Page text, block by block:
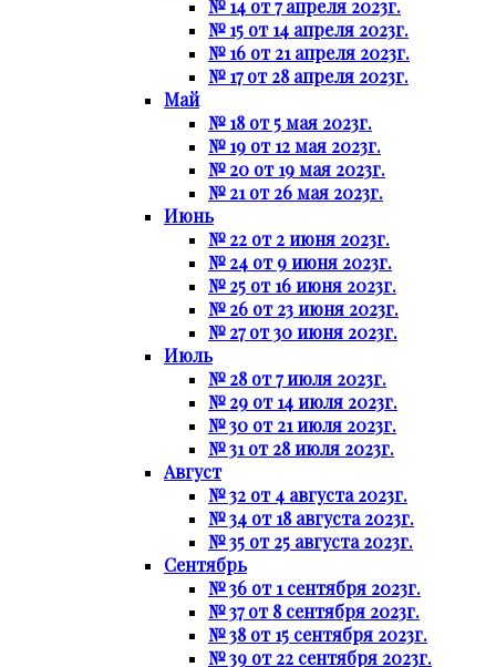
№ 14 от 7 апреля 2023г.
№ 15 от 14 апреля 2023г.
№ 16 от 21 апреля 2023г.
№ 17 от 28 апреля 2023г.
Май
№ 18 от 5 мая 2023г.
№ 19 от 12 мая 2023г.
№ 20 от 19 мая 2023г.
№ 21 от 26 мая 2023г.
Июнь
№ 22 от 2 июня 2023г.
№ 24 от 9 июня 2023г.
№ 25 от 16 июня 2023г.
№ 26 от 23 июня 2023г.
№ 27 от 30 июня 2023г.
Июль
№ 28 от 7 июля 2023г.
№ 29 от 14 июля 2023г.
№ 30 от 21 июля 2023г.
№ 31 от 28 июля 2023г.
Август
№ 32 от 4 августа 2023г.
№ 34 от 18 августа 2023г.
№ 35 от 25 августа 2023г.
Сентябрь
№ 36 от 1 сентября 2023г.
№ 37 от 8 сентября 2023г.
№ 38 от 15 сентября 2023г.
№ 39 от 22 сентября 2023г.